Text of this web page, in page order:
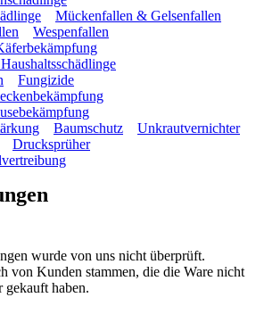
Mückenfallen & Gelsenfallen
Wespenfallen
Fungizide
Baumschutz
Unkrautvernichter
Drucksprüher
wurde von uns nicht überprüft.
von Kunden stammen, die die Ware nicht
gekauft haben.